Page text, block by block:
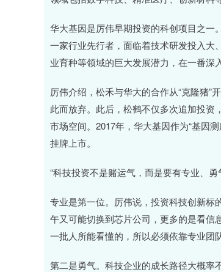
华大基因是厉伟早期投资的科创项目之一
一家行业先行者，面临着技术研发投入大
业育种等领域的巨大发展潜力，在一番深
厉伟介绍，松禾与华大的合作从“克隆猪”
此而放弃。此后，松鹤不仅多次追加投
市场空间。2017年，华大基因作为“基因
挂牌上市。
“科技投资不是赌运气，而是要有专业、勇
专业是第一位。厉伟说，投资科技创新标
午又可能切换到芯片公司，更多的是看信
一批人所能看懂的，所以必须依靠专业团
第二是勇气。科技企业的成长路径大概率